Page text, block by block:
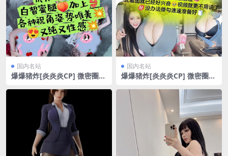
国内名站
爆爆猪炸[炎炎炎CP] 微密圈
7.15MB]
国内名站
爆爆猪炸[炎炎炎CP] 微密圈
30.11MB]